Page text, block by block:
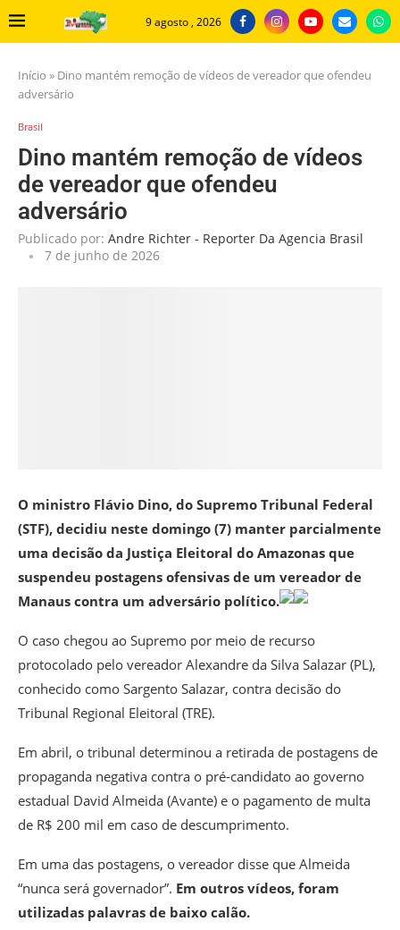
9 agosto , 2026
Início » Dino mantém remoção de vídeos de vereador que ofendeu
adversário
Brasil
Dino mantém remoção de vídeos
de vereador que ofendeu
adversário
Publicado por: Andre Richter - Reporter Da Agencia Brasil
7 de junho de 2026
O ministro Flávio Dino, do Supremo Tribunal Federal
(STF), decidiu neste domingo (7) manter parcialmente
uma decisão da Justiça Eleitoral do Amazonas que
suspendeu postagens ofensivas de um vereador de
Manaus contra um adversário político.
O caso chegou ao Supremo por meio de recurso
protocolado pelo vereador Alexandre da Silva Salazar (PL),
conhecido como Sargento Salazar, contra decisão do
Tribunal Regional Eleitoral (TRE).
Em abril, o tribunal determinou a retirada de postagens de
propaganda negativa contra o pré-candidato ao governo
estadual David Almeida (Avante) e o pagamento de multa
de R$ 200 mil em caso de descumprimento.
Em uma das postagens, o vereador disse que Almeida
“nunca será governador”. Em outros vídeos, foram
utilizadas palavras de baixo calão.